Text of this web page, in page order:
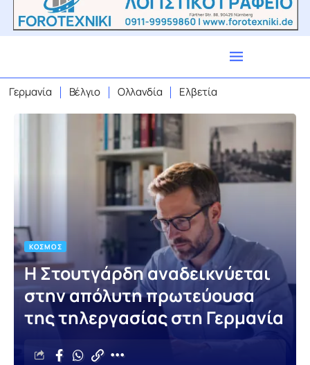
Γερμανία Βέλγιο Ολλανδία Ελβετία
ΚΌΣΜΟΣ
Η Στουτγάρδη αναδεικνύεται
στην απόλυτη πρωτεύουσα
της τηλεργασίας στη Γερμανία